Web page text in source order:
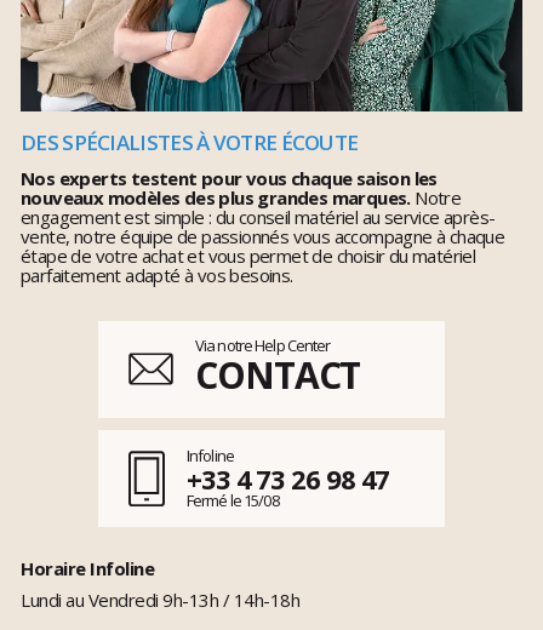
DES SPÉCIALISTES À VOTRE ÉCOUTE
Nos experts testent pour vous chaque saison les
nouveaux modèles des plus grandes marques.Notre
engagement est simple : du conseil matériel au service après-
vente, notre équipe de passionnés vous accompagne à chaque
étape de votre achat et vous permet de choisir du matériel
parfaitement adapté à vos besoins.
Via notre Help Center
CONTACT
Infoline
+33 4 73 26 98 47
Fermé le 15/08
Horaire Infoline
Lundi au Vendredi 9h-13h / 14h-18h